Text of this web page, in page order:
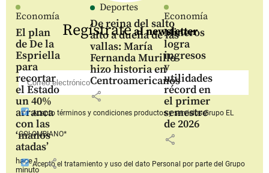
Economía
El plan
de De la
Espriella
para
recortar
el Estado
un 40%
arranca
con las
‘manos
atadas’
hace 1
minuto
share
Deportes
De reina del salto
alto a dueña de las
vallas: María
Fernanda Murillo
hizo historia en
Centroamericanos
share
Economía
Mineros
logra
ingresos
y
utilidades
récord en
el primer
semestre
de 2026
share
Regístrateal newsletter
Aceptotérminos y condiciones productos y serviciosGrupo EL
COLOMBIANO*
Aceptoel tratamiento y uso del dato Personal por parte del Grupo